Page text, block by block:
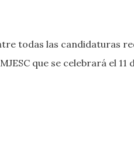
todas las candidaturas
que se celebrará el